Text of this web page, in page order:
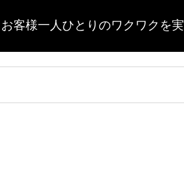
お客様一人ひとりのワクワクを実